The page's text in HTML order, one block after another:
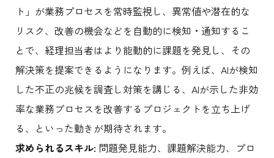
ト」が業務プロセスを常時監視し、異常値や潜在的な
リスク、改善の機会などを自動的に検知・通知するこ
とで、経理担当者はより能動的に課題を発見し、その
解決策を提案できるようになります。例えば、AIが検知
した不正の兆候を調査し対策を講じる、AIが示した非効
率な業務プロセスを改善するプロジェクトを立ち上げ
る、といった動きが期待されます。
求められるスキル: 問題発見能力、課題解決能力、プロ